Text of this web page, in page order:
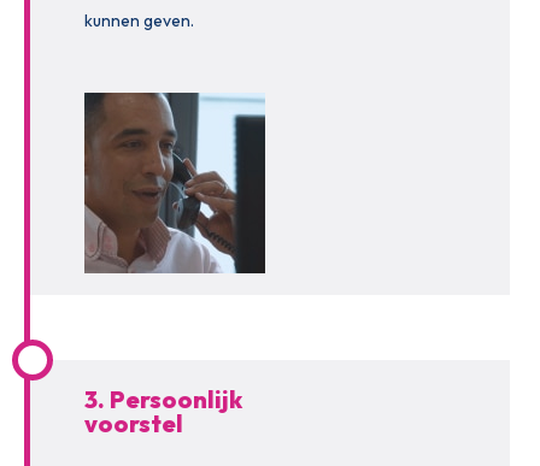
kunnen geven.
3. Persoonlijk
voorstel